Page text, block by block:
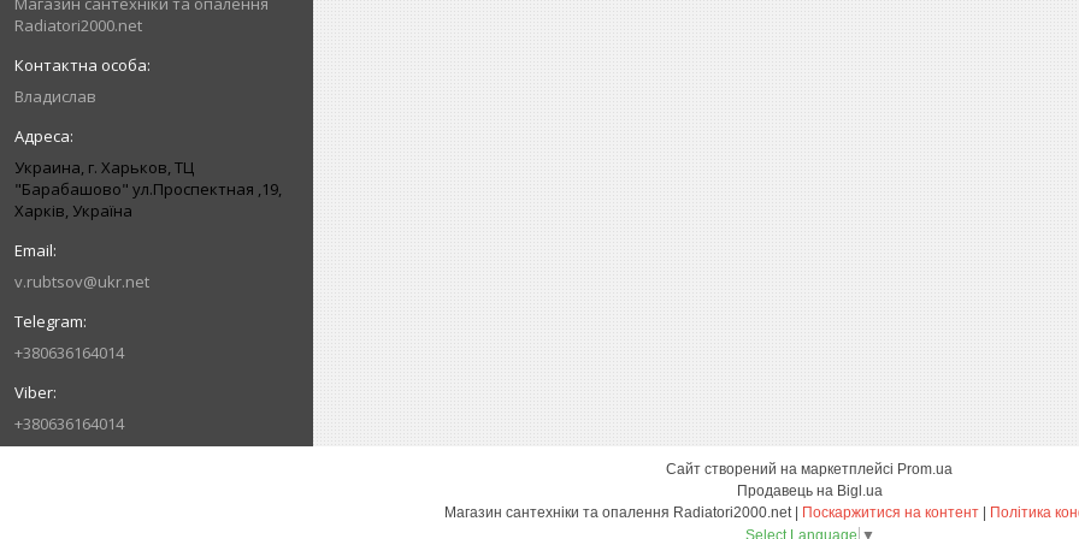
Radiatori2000.net
Владислав
Украина, г. Харьков, ТЦ
"Барабашово" ул.Проспектная ,19,
Харків, Україна
v.rubtsov@ukr.net
+380636164014
+380636164014
Сайт створений на маркетплейсі Prom.ua
Продавець на Bigl.ua
Поскаржитися на контент
Політика
Select Language ▼